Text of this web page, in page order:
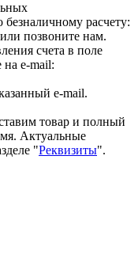
расчету:
позвоните нам.
счета в поле
на e-mail:
e-mail.
товар и полный
Актуальные
"Реквизиты".